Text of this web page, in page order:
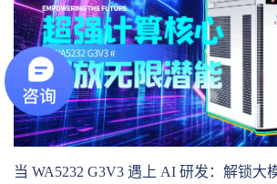
当 WA5232 G3V3 遇上 AI 研发：解锁大